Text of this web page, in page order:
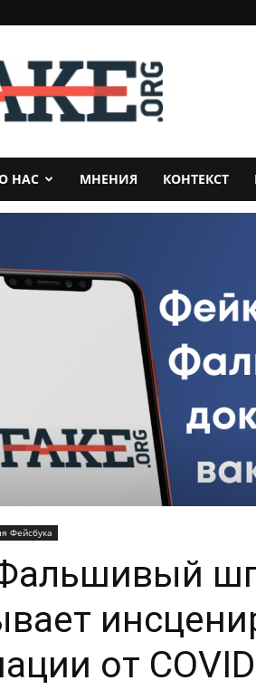
НАС МНЕНИЯ КОНТЕКСТ
Фейсбука
от